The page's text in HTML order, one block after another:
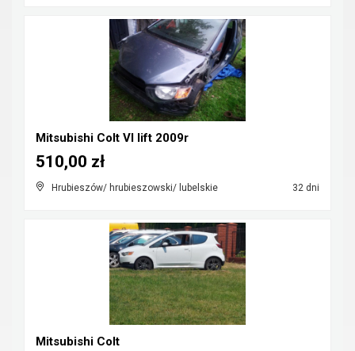
Mitsubishi Colt VI lift 2009r
Hrubieszów/ hrubieszowski/ lubelskie 32 dni
510,00 zł
Mitsubishi Colt